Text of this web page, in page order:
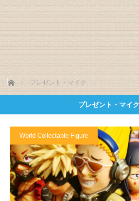
ホーム プレゼント・マイク
プレゼント・マイク
World Collectable Figure